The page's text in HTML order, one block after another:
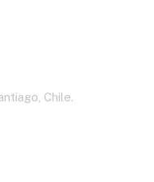
Chile.